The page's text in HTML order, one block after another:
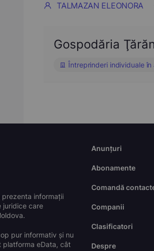
TALMAZAN ELEONORA
Gospodăria
Întreprinderi individuale
informații
juridice care
pur informativ și nu
platforma eData, cât
Anunțuri
Abonamente
Comandă
Companii
Clasificatori
Despre